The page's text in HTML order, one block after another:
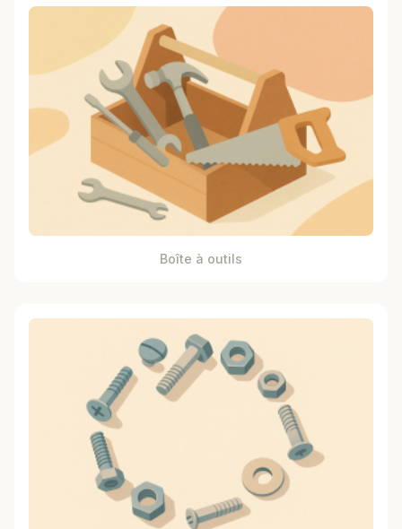
Boîte à outils